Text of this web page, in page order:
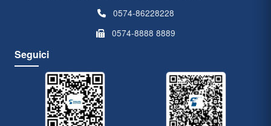
0574-86228228
0574-8888 8889
Seguici